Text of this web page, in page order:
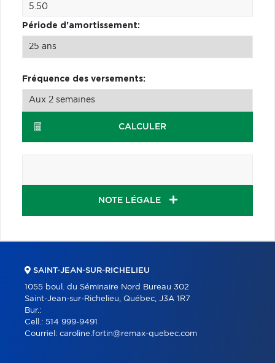
Période d'amortissement:
Fréquence des versements:
CALCULER
NOTE LÉGALE
SAINT-JEAN-SUR-RICHELIEU
1055 boul. du Séminaire Nord Bureau 302
Saint-Jean-sur-Richelieu, Québec, J3A 1R7
Bur.:
Cell.: 514 999-9491
Courriel: caroline.fortin@remax-quebec.com